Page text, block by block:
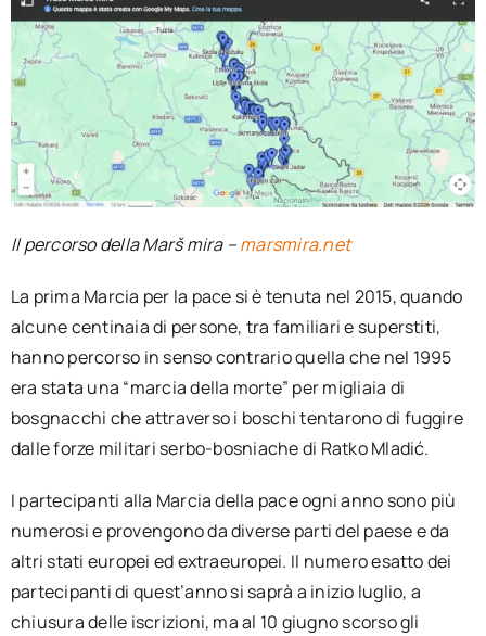
Il percorso della Marš mira –marsmira.net
La prima Marcia per la pace si è tenuta nel 2015, quando
alcune centinaia di persone, tra familiari e superstiti,
hanno percorso in senso contrario quella che nel 1995
era stata una “marcia della morte” per migliaia di
bosgnacchi che attraverso i boschi tentarono di fuggire
dalle forze militari serbo-bosniache di Ratko Mladić.
I partecipanti alla Marcia della pace ogni anno sono più
numerosi e provengono da diverse parti del paese e da
altri stati europei ed extraeuropei. Il numero esatto dei
partecipanti di quest’anno si saprà a inizio luglio, a
chiusura delle iscrizioni, ma al 10 giugno scorso gli